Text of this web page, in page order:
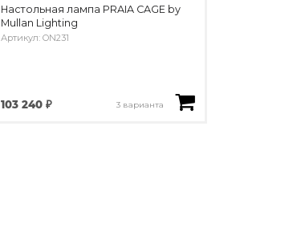
Настольная лампа PRAIA CAGE by
Mullan Lighting
Артикул: ON231
103 240 ₽ 3 варианта